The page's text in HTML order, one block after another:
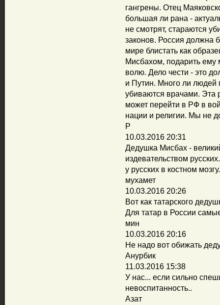
гангрены. Отец
большая ли рана -
не смотрят, стараются
законов. Россия должна
мире блистать как
Мисбахом, подарить ему
волю. Дело чести - это
и Путин. Много ли людей
убиваются врачами. Эта
может перейти в РФ в
нации и религии. Мы не
Р
10.03.2016 20:31
Дедушка Мисбах -
издевательством
у русских в костном мозгу.
мухамет
10.03.2016 20:26
Вот как татарского
Для татар в России
мин
10.03.2016 20:16
Не надо вот обижать
Анурбик
11.03.2016 15:38
У нас... если сильно
невоспитанность..
Азат